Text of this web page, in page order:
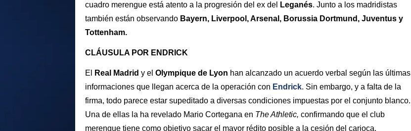
cuadro merengue está atento a la progresión del ex del
Leganés. Junto a los madridistas
también están observando Bayern, Liverpool, Arsenal, Borussia Dortmund, Juventus y
Tottenham.
CLÁUSULA POR ENDRICK
El Real Madrid y el Olympique de Lyon han alcanzado un acuerdo verbal según las últimas
informaciones que llegan acerca de la operación con Endrick. Sin embargo, y a falta de la
firma, todo parece estar supeditado a diversas condiciones impuestas por el conjunto blanco.
Una de ellas la ha revelado Mario Cortegana en The Athletic, confirmando que el club
merengue tiene como objetivo sacar el mayor rédito posible a la cesión del carioca,